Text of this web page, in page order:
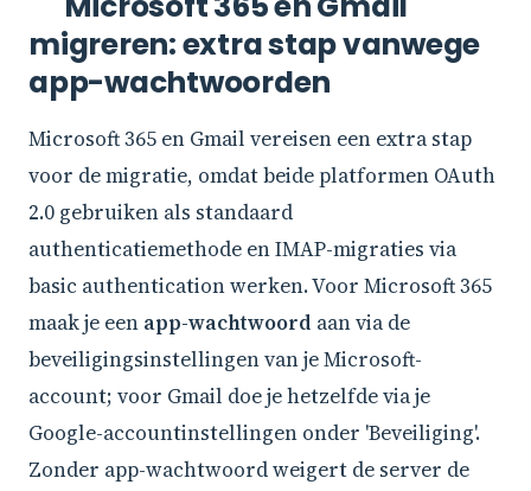
migreren: extra stap vanwege
app-wachtwoorden
Microsoft 365 en Gmail vereisen een extra stap
voor de migratie, omdat beide platformen OAuth
2.0 gebruiken als standaard
authenticatiemethode en IMAP-migraties via
basic authentication werken. Voor Microsoft 365
maak je een app-wachtwoord aan via de
beveiligingsinstellingen van je Microsoft-
account; voor Gmail doe je hetzelfde via je
Google-accountinstellingen onder 'Beveiliging'.
Zonder app-wachtwoord weigert de server de